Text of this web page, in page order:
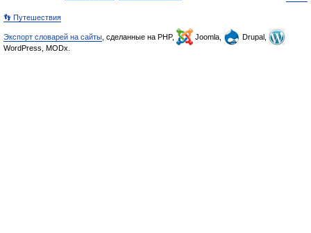
👣 Путешествия
Экспорт словарей на сайты , сделанные на PHP, Joomla,
Drupal,
WordPress, MODx.